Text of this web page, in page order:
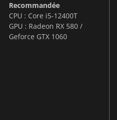
Recommandée
CPU : Core i5-12400T
GPU : Radeon RX 580 /
Geforce GTX 1060